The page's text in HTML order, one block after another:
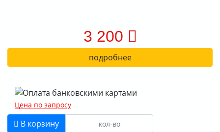
3 200
подробнее
Цена по запросу
В корзину